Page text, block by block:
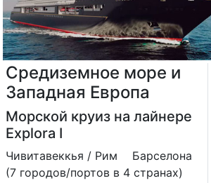
Средиземное море и
Западная Европа
Морской круиз на лайнере
Explora I
Чивитавеккья / Рим
Барселона
(7 городов/портов в 4 странах)